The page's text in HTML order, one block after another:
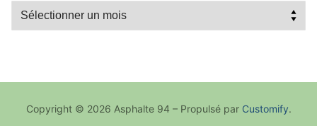
Recherche
Copyright © 2026 Asphalte 94 – Propulsé par Customify.